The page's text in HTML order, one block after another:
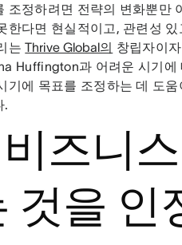
조정하려면 전략의 변화뿐만
한다면 현실적이고, 관련성
는Thrive Global의 창립자이
Huffington과 어려운 시기에
기에 목표를 조정하는 데 도
.
비즈니
것을 인